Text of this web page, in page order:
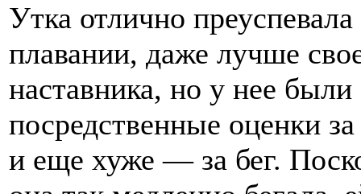
Утка отлично преуспевала
плавании, даже лучше
наставника, но у нее были
посредственные оценки
и еще хуже — за бег.